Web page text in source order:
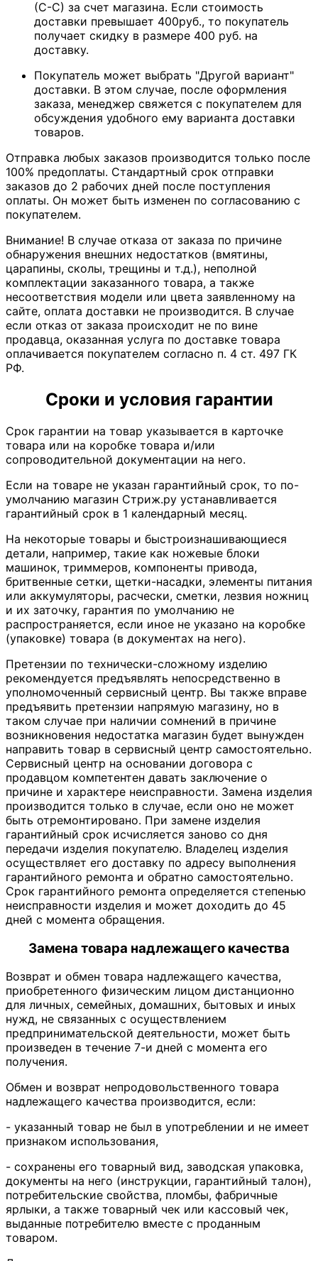
(С-С) за счет магазина. Если стоимость
доставки превышает 400руб., то покупатель
получает скидку в размере 400 руб. на
доставку.
Покупатель может выбрать "Другой вариант"
доставки. В этом случае, после оформления
заказа, менеджер свяжется с покупателем для
обсуждения удобного ему варианта доставки
товаров.
Отправка любых заказов производится только после
100% предоплаты. Стандартный срок отправки
заказов до 2 рабочих дней после поступления
оплаты. Он может быть изменен по согласованию с
покупателем.
Внимание! В случае отказа от заказа по причине
обнаружения внешних недостатков (вмятины,
царапины, сколы, трещины и т.д.), неполной
комплектации заказанного товара, а также
несоответствия модели или цвета заявленному на
сайте, оплата доставки не производится. В случае
если отказ от заказа происходит не по вине
продавца, оказанная услуга по доставке товара
оплачивается покупателем согласно п. 4 ст. 497 ГК
РФ.
Сроки и условия гарантии
Срок гарантии на товар указывается в карточке
товара или на коробке товара и/или
сопроводительной документации на него.
Если на товаре не указан гарантийный срок, то по-
умолчанию магазин Стриж.ру устанавливается
гарантийный срок в 1 календарный месяц.
На некоторые товары и быстроизнашивающиеся
детали, например, такие как ножевые блоки
машинок, триммеров, компоненты привода,
бритвенные сетки, щетки-насадки, элементы питания
или аккумуляторы, расчески, сметки, лезвия ножниц
и их заточку, гарантия по умолчанию не
распространяется, если иное не указано на коробке
(упаковке) товара (в документах на него).
Претензии по технически-сложному изделию
рекомендуется предъявлять непосредственно в
уполномоченный сервисный центр. Вы также вправе
предъявить претензии напрямую магазину, но в
таком случае при наличии сомнений в причине
возникновения недостатка магазин будет вынужден
направить товар в сервисный центр самостоятельно.
Сервисный центр на основании договора с
продавцом компетентен давать заключение о
причине и характере неисправности. Замена изделия
производится только в случае, если оно не может
быть отремонтировано. При замене изделия
гарантийный срок исчисляется заново со дня
передачи изделия покупателю. Владелец изделия
осуществляет его доставку по адресу выполнения
гарантийного ремонта и обратно самостоятельно.
Срок гарантийного ремонта определяется степенью
неисправности изделия и может доходить до 45
дней с момента обращения.
Замена товара надлежащего качества
Возврат и обмен товара надлежащего качества,
приобретенного физическим лицом дистанционно
для личных, семейных, домашних, бытовых и иных
нужд, не связанных с осуществлением
предпринимательской деятельности, может быть
произведен в течение 7-и дней с момента его
получения.
Обмен и возврат непродовольственного товара
надлежащего качества производится, если:
- указанный товар не был в употреблении и не имеет
признаком использования,
- сохранены его товарный вид, заводская упаковка,
документы на него (инструкции, гарантийный талон),
потребительские свойства, пломбы, фабричные
ярлыки, а также товарный чек или кассовый чек,
выданные потребителю вместе с проданным
товаром.